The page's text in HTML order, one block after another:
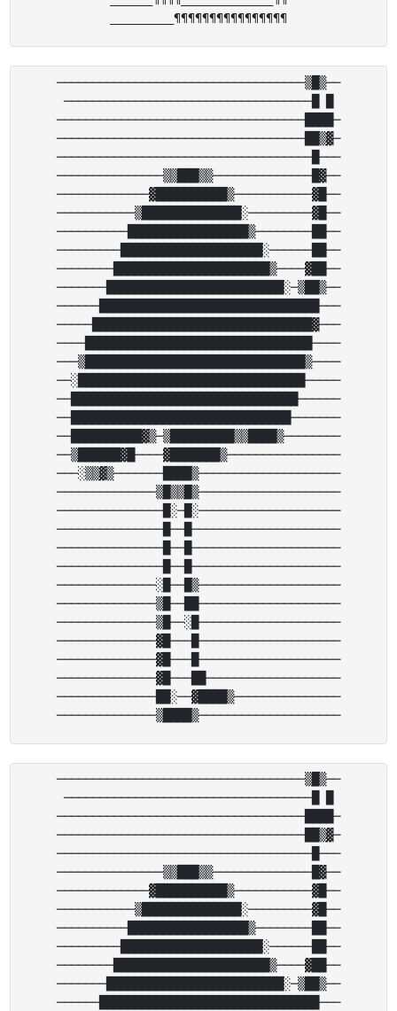
───────────────────────────────────▒█▒──
───────────────────────────────────█ █
───────────────────────────────────████─
───────────────────────────────────██▒▓─
────────────────────────────────────█───
───────────────▒▒███▒▒──────────────█▓──
─────────────▓██████████▒───────────▓█──
───────────▒██████████████░─────────▓█──
──────────█████████████████▒────────██──
─────────████████████████████░──────██──
────────██████████████████████▒────▓██──
───────█████████████████████████░─▒██▒──
──────███████████████████████████████───
─────███████████████████████████████▓───
────████████████████████████████████────
───▒███████████████████████████████▒────
──░████████████████████████████████─────
──████████████████████████████████──────
──███████████████████████████████───────
──██████████▓▒─▒█████████▒▒████▒────────
──▒██████▓█────▓███████▒────────────────
───░▒▒▓▒───────████▒────────────────────
──────────────▒█▒▒█▒────────────────────
───────────────█░─█░────────────────────
───────────────█──█─────────────────────
───────────────█──█─────────────────────
───────────────█──█─────────────────────
──────────────░█──█▒────────────────────
──────────────▒█──██────────────────────
──────────────▒█──░█────────────────────
──────────────▓█───█────────────────────
──────────────▓█───█────────────────────
──────────────▓█───██───────────────────
──────────────██░──▓████▒───────────────
───────────────────────────────────▒█▒──
───────────────────────────────────█ █
───────────────────────────────────████─
───────────────────────────────────██▒▓─
────────────────────────────────────█───
───────────────▒▒███▒▒──────────────█▓──
─────────────▓██████████▒───────────▓█──
───────────▒██████████████░─────────▓█──
──────────█████████████████▒────────██──
─────────████████████████████░──────██──
────────██████████████████████▒────▓██──
───────█████████████████████████░─▒██▒──
──────███████████████████████████████───